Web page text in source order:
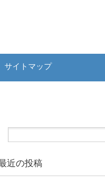
サイトマップ
近の投稿